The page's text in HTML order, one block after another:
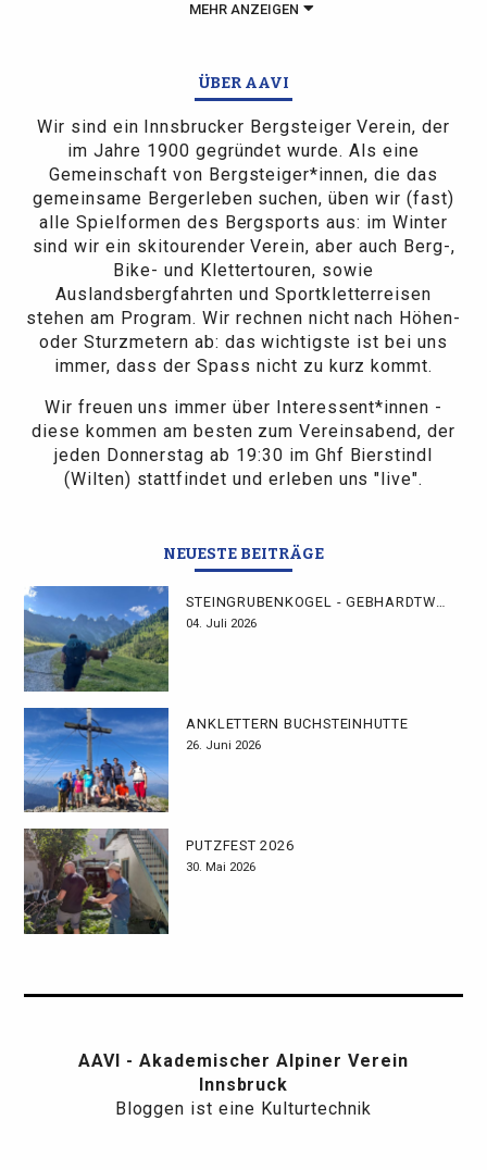
MEHR ANZEIGEN
ÜBER AAVI
Wir sind ein Innsbrucker Bergsteiger Verein, der
im Jahre 1900 gegründet wurde. Als eine
Gemeinschaft von Bergsteiger*innen, die das
gemeinsame Bergerleben suchen, üben wir (fast)
alle Spielformen des Bergsports aus: im Winter
sind wir ein skitourender Verein, aber auch Berg-,
Bike- und Klettertouren, sowie
Auslandsbergfahrten und Sportkletterreisen
stehen am Program. Wir rechnen nicht nach Höhen-
oder Sturzmetern ab: das wichtigste ist bei uns
immer, dass der Spass nicht zu kurz kommt.
Wir freuen uns immer über Interessent*innen -
diese kommen am besten zum Vereinsabend, der
jeden Donnerstag ab 19:30 im Ghf Bierstindl
(Wilten) stattfindet und erleben uns "live".
NEUESTE BEITRÄGE
STEINGRUBENKOGEL - GEBHARDTWEG
04. Juli 2026
ANKLETTERN BUCHSTEINHÜTTE
26. Juni 2026
PUTZFEST 2026
30. Mai 2026
AAVI - Akademischer Alpiner Verein
Innsbruck
Bloggen ist eine Kulturtechnik